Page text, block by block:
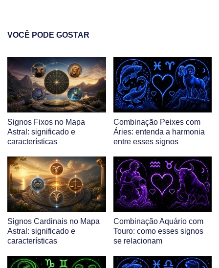
VOCÊ PODE GOSTAR
Signos Fixos no Mapa
Astral: significado e
características
Combinação Peixes com
Áries: entenda a harmonia
entre esses signos
Signos Cardinais no Mapa
Astral: significado e
características
Combinação Aquário com
Touro: como esses signos
se relacionam